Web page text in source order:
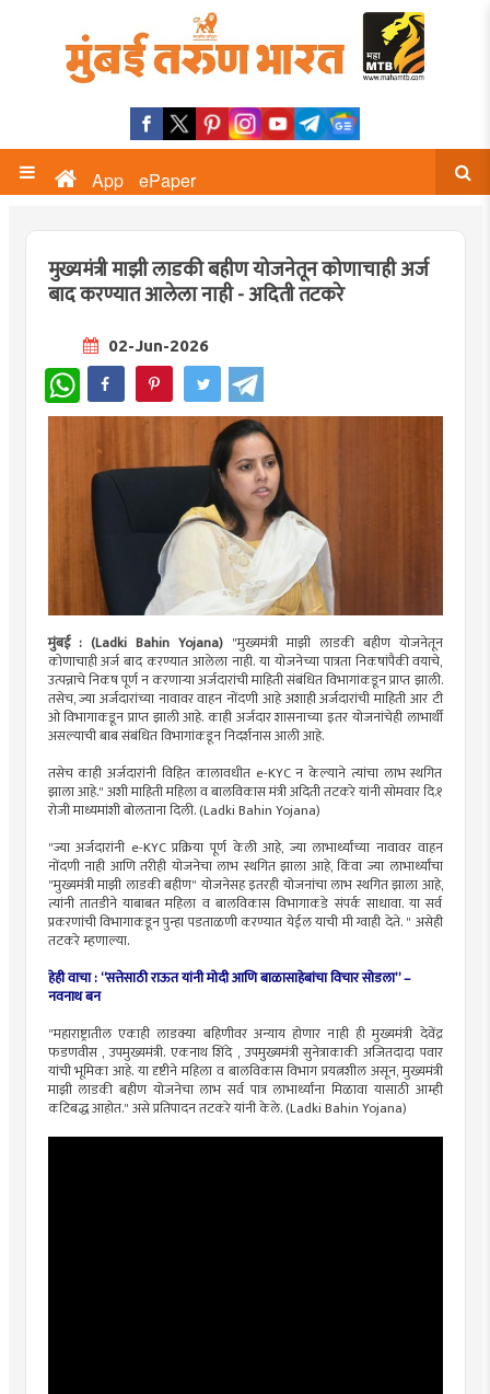
App ePaper
मुख्यमंत्री माझी लाडकी बहीण योजनेतून कोणाचाही अर्ज
बाद करण्यात आलेला नाही - अदिती तटकरे
02-Jun-2026
WhatsApp
मुंबई : (Ladki Bahin Yojana) "मुख्यमंत्री माझी लाडकी बहीण योजनेतून
कोणाचाही अर्ज बाद करण्यात आलेला नाही. या योजनेच्या पात्रता निकषांपैकी वयाचे,
उत्पन्नाचे निकष पूर्ण न करणाऱ्या अर्जदारांची माहिती संबंधित विभागांकडून प्राप्त झाली.
तसेच, ज्या अर्जदारांच्या नावावर वाहन नोंदणी आहे अशाही अर्जदारांची माहिती आर टी
ओ विभागाकडून प्राप्त झाली आहे. काही अर्जदार शासनाच्या इतर योजनांचेही लाभार्थी
असल्याची बाब संबंधित विभागांकडून निदर्शनास आली आहे.
तसेच काही अर्जदारांनी विहित कालावधीत e-KYC न केल्याने त्यांचा लाभ स्थगित
झाला आहे." अशी माहिती महिला व बालविकास मंत्री अदिती तटकरे यांनी सोमवार दि.१
रोजी माध्यमांशी बोलताना दिली. (Ladki Bahin Yojana)
"ज्या अर्जदारांनी e-KYC प्रक्रिया पूर्ण केली आहे, ज्या लाभार्थ्यांच्या नावावर वाहन
नोंदणी नाही आणि तरीही योजनेचा लाभ स्थगित झाला आहे, किंवा ज्या लाभार्थ्यांचा
"मुख्यमंत्री माझी लाडकी बहीण" योजनेसह इतरही योजनांचा लाभ स्थगित झाला आहे,
त्यांनी तातडीने याबाबत महिला व बालविकास विभागाकडे संपर्क साधावा. या सर्व
प्रकरणांची विभागाकडून पुन्हा पडताळणी करण्यात येईल याची मी ग्वाही देते. " असेही
तटकरे म्हणाल्या.
हेही वाचा :“सत्तेसाठी राऊत यांनी मोदी आणि बाळासाहेबांचा विचार सोडला” –
नवनाथ बन
"महाराष्ट्रातील एकाही लाडक्या बहिणीवर अन्याय होणार नाही ही मुख्यमंत्री देवेंद्र
फडणवीस , उपमुख्यमंत्री. एकनाथ शिंदे , उपमुख्यमंत्री सुनेत्राकाकी अजितदादा पवार
यांची भूमिका आहे. या दृष्टीने महिला व बालविकास विभाग प्रयत्नशील असून, मुख्यमंत्री
माझी लाडकी बहीण योजनेचा लाभ सर्व पात्र लाभार्थ्यांना मिळावा यासाठी आम्ही
कटिबद्ध आहोत." असे प्रतिपादन तटकरे यांनी केले. (Ladki Bahin Yojana)